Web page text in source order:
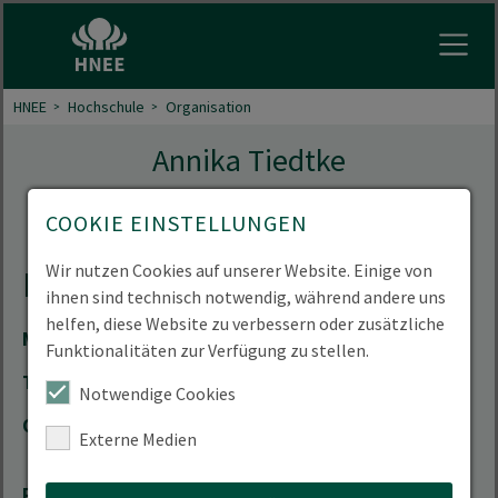
HNEE Hochschule Organisation
Annika Tiedtke
Kontakt
Mail
annika.tiedtke(at)hnee.de
Telefon
+49 3334 657-197
Ort
Eberswalde
COOKIE EINSTELLUNGEN
Wir nutzen Cookies auf unserer Website. Einige von
ihnen sind technisch notwendig, während andere uns
helfen, diese Website zu verbessern oder zusätzliche
Funktionalitäten zur Verfügung zu stellen.
Notwendige Cookies
Externe Medien